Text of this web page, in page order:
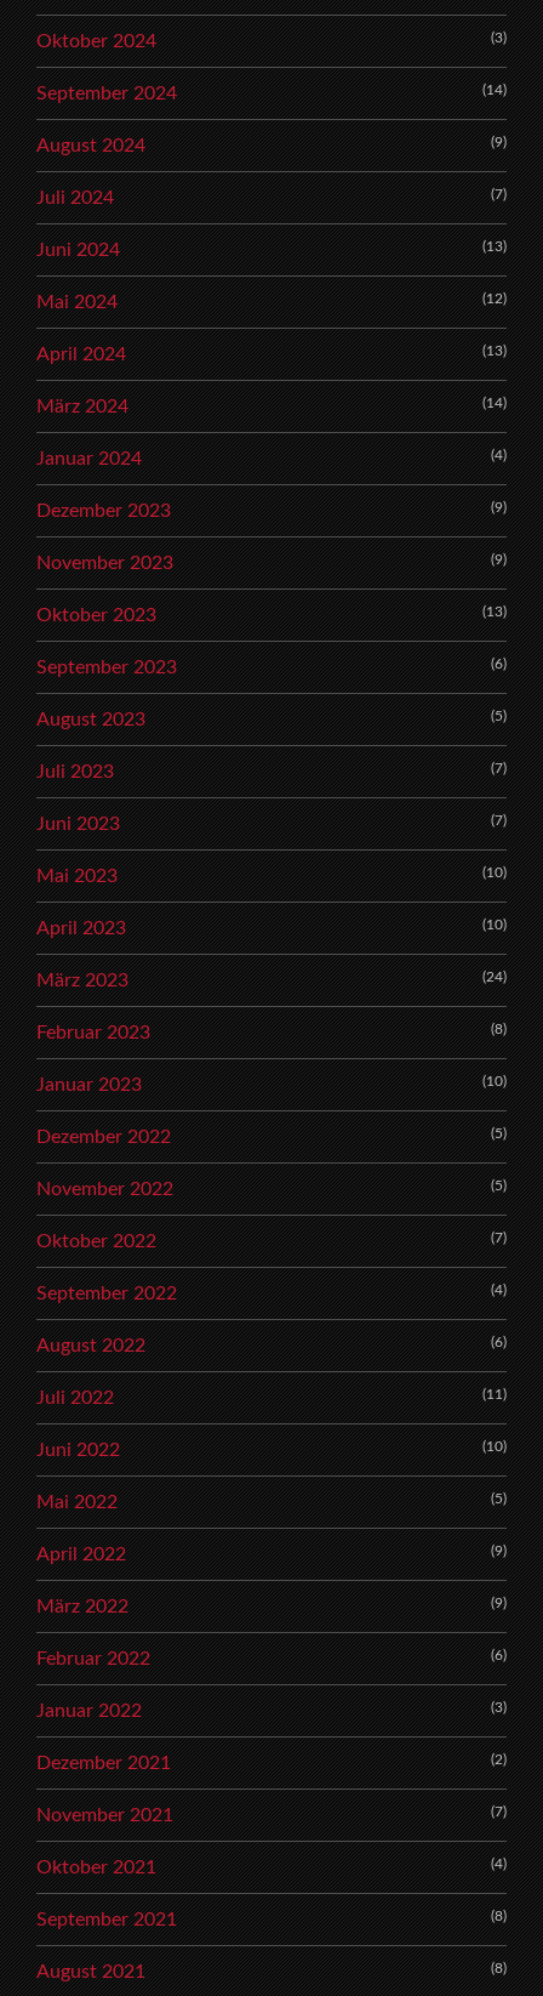
Oktober 2024 (3)
September 2024 (14)
August 2024 (9)
Juli 2024 (7)
Juni 2024 (13)
Mai 2024 (12)
April 2024 (13)
März 2024 (14)
Januar 2024 (4)
Dezember 2023 (9)
November 2023 (9)
Oktober 2023 (13)
September 2023 (6)
August 2023 (5)
Juli 2023 (7)
Juni 2023 (7)
Mai 2023 (10)
April 2023 (10)
März 2023 (24)
Februar 2023 (8)
Januar 2023 (10)
Dezember 2022 (5)
November 2022 (5)
Oktober 2022 (7)
September 2022 (4)
August 2022 (6)
Juli 2022 (11)
Juni 2022 (10)
Mai 2022 (5)
April 2022 (9)
März 2022 (9)
Februar 2022 (6)
Januar 2022 (3)
Dezember 2021 (2)
November 2021 (7)
Oktober 2021 (4)
September 2021 (8)
August 2021 (8)